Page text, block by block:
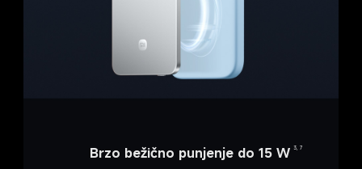
Brzo bežično punjenje do 15 W 3, 7